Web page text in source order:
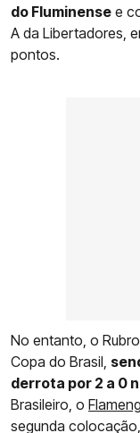
do Fluminense e
A da Libertadores,
pontos.
No entanto, o
Copa do Brasil,
derrota por 2 a 0
Brasileiro, o
segunda